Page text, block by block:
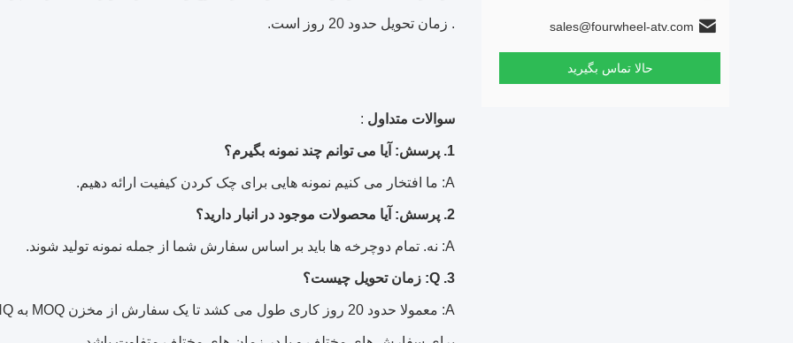
sales@fourwheel-atv.com
حالا تماس بگیرید
. زمان تحویل حدود 20 روز است.
سوالات متداول :
1. پرسش: آیا می توانم چند نمونه بگیرم؟
A: ما افتخار می کنیم نمونه هایی برای چک کردن کیفیت ارائه دهیم.
2. پرسش: آیا محصولات موجود در انبار دارید؟
A: نه. تمام دوچرخه ها باید بر اساس سفارش شما از جمله نمونه تولید شوند.
3. Q: زمان تحویل چیست؟
A: معمولا حدود 20 روز کاری طول می کشد تا یک سفارش از مخزن MOQ به 40HQ تولید شود.